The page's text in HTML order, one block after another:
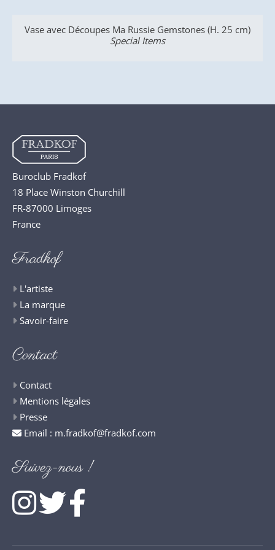
(H. 25 cm)
Boites carrées
Buroclub Fradkof
18 Place Winston Churchill
FR-87000 Limoges
France
Fradkof
L'artiste
La marque
Savoir-faire
Contact
Contact
Mentions légales
Presse
Email : m.fradkof@fradkof.com
Suivez-nous !